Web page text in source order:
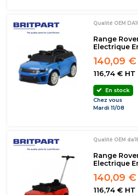
Qualité OEM
Range
Electrique
140,09 €
116,74 € HT
En stock
Chez vous
Mardi 11/08
Qualité OEM
Range
Electrique
140,09 €
116,74 € HT